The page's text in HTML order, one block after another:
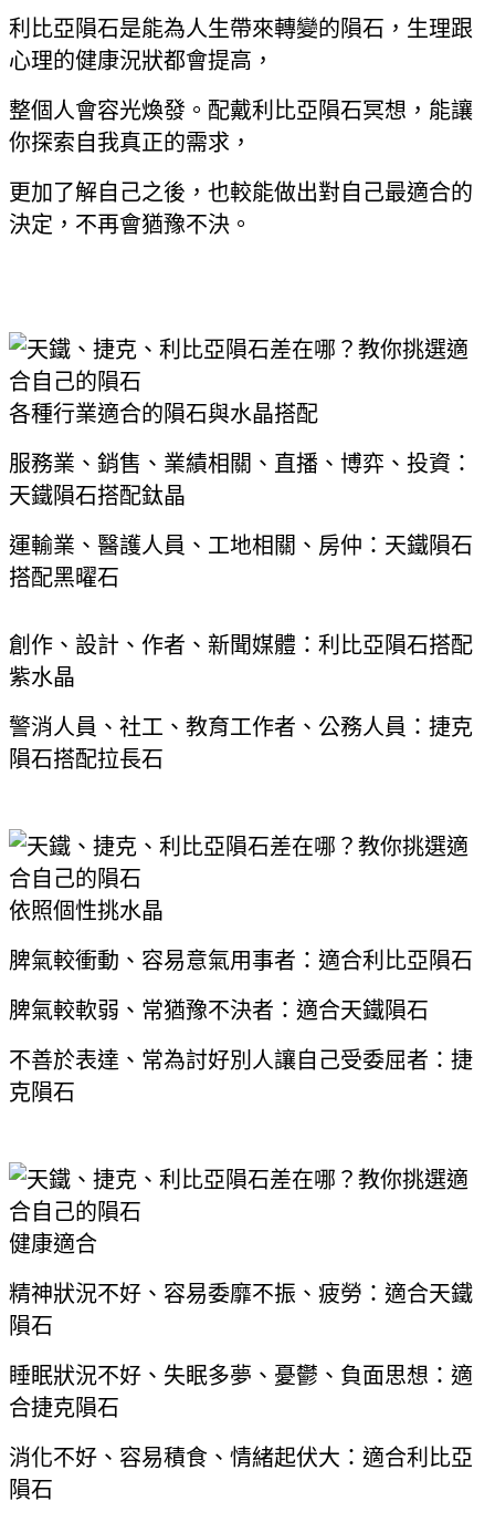
利比亞隕石是能為人生帶來轉變的隕石，生理跟
心理的健康況狀都會提高，
整個人會容光煥發。配戴利比亞隕石冥想，能讓
你探索自我真正的需求，
更加了解自己之後，也較能做出對自己最適合的
決定，不再會猶豫不決。
各種行業適合的隕石與水晶搭配
服務業、銷售、業績相關、直播、博弈、投資：
天鐵隕石搭配鈦晶
運輸業、醫護人員、工地相關、房仲：天鐵隕石
搭配黑曜石
創作、設計、作者、新聞媒體：利比亞隕石搭配
紫水晶
警消人員、社工、教育工作者、公務人員：捷克
隕石搭配拉長石
依照個性挑水晶
脾氣較衝動、容易意氣用事者：適合利比亞隕石
脾氣較軟弱、常猶豫不決者：適合天鐵隕石
不善於表達、常為討好別人讓自己受委屈者：捷
克隕石
健康適合
精神狀況不好、容易委靡不振、疲勞：適合天鐵
隕石
睡眠狀況不好、失眠多夢、憂鬱、負面思想：適
合捷克隕石
消化不好、容易積食、情緒起伏大：適合利比亞
隕石